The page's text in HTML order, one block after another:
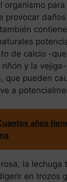
organismo
provocar
de calcio -
riñón y la
que pueden
a
años
la lechuga
en trozos